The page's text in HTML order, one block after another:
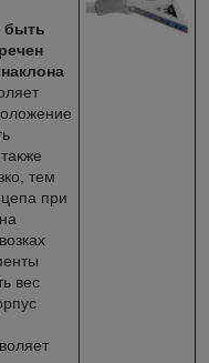
быть
тем
при
вес